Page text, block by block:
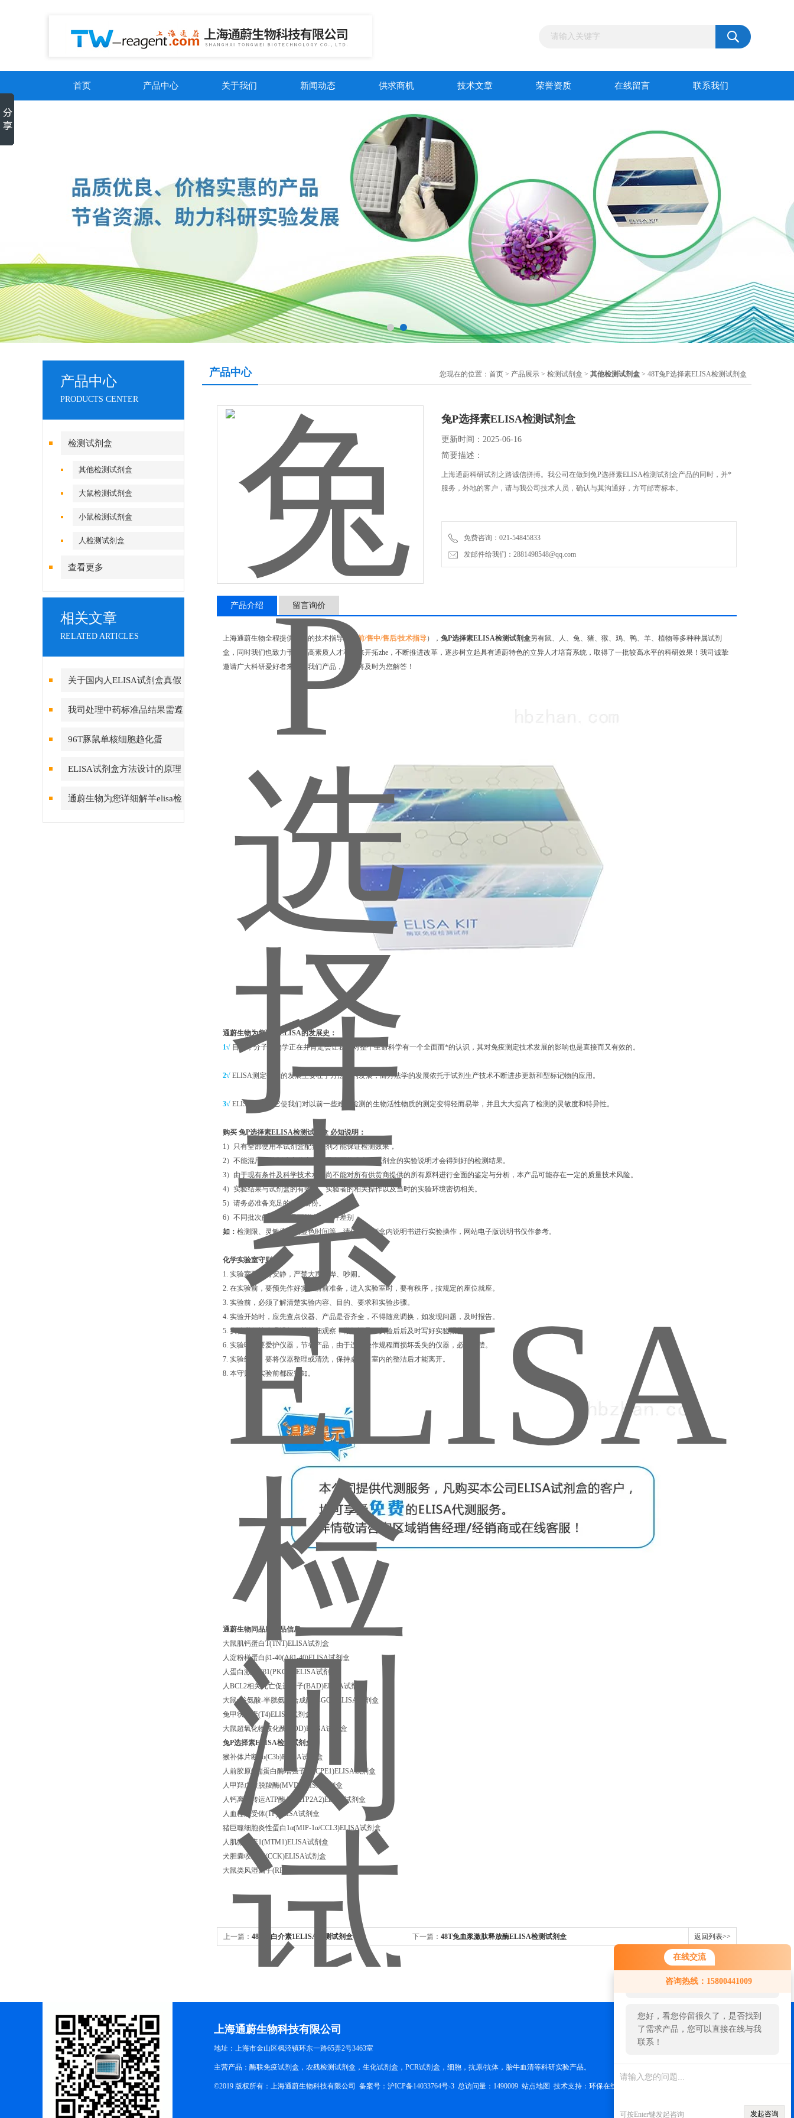
在线交流
咨询热线：15800441009
您好！欢迎前来咨询，很高兴为您
服务，请问您要咨询什么问题呢？
您好，看您停留很久了，是否找到
了需求产品，您可以直接在线与我
联系！
可按Enter键发起咨询 发起咨询
首页 产品中心 关于我们 新闻动态 供求商机 技术文章 荣誉资质 在线留言 联系我们
产品中心
PRODUCTS CENTER
检测试剂盒
其他检测试剂盒
大鼠检测试剂盒
小鼠检测试剂盒
人检测试剂盒
查看更多
相关文章
RELATED ARTICLES
关于国内人ELISA试剂盒真假
分辨
我司处理中药标准品结果需遵
循哪些步骤
96T豚鼠单核细胞趋化蛋
白-1ELISA 检测试剂盒
ELISA试剂盒方法设计的原理
根据什么来判断
通蔚生物为您详细解羊elisa检
测试剂盒液体类标本
产品中心 您现在的位置： 首页 > 产品展示 > 检测试剂盒 > 其他检测试剂盒 > 48T兔P选择素ELISA检测试剂盒
兔P选择素ELISA检测试剂盒
更新时间：2025-06-16
简要描述：
上海通蔚科研试剂之路诚信拼搏。我公司在做到兔P选择素ELISA检测试剂盒产品的同时，并*
服务，外地的客户，请与我公司技术人员，确认与其沟通好，方可邮寄标本。
免费咨询：021-54845833
发邮件给我们：2881498548@qq.com
产品介绍 留言询价
上海通蔚生物全程提供产品的技术指导（ 售前/售中/售后/技术指导）， 兔P选择素ELISA检测试剂盒另有鼠、人、兔、猪、猴、鸡、鸭、羊、植物等多种种属试剂
盒，同时我们也致力于培育高素质人才和未来开拓zhe，不断推进改革，逐步树立起具有通蔚特色的立异人才培育系统，取得了一批较高水平的科研效果！我司诚挚
邀请广大科研爱好者来详询我们产品，我们将及时为您解答！
通蔚生物为您详解ELISA的发展史：
1√ 目前，分子生物学正在并肯定会让我们对整个生命科学有一个全面而*的认识，其对免疫测定技术发展的影响也是直接而又有效的。
2√ ELISA测定技术的发展主要在于方法学的发展，而方法学的发展依托于试剂生产技术不断进步更新和型标记物的应用。
3√ ELISA试剂盒它使我们对以前一些难以检测的生物活性物质的测定变得轻而易举，并且大大提高了检测的灵敏度和特异性。
购买 兔P选择素ELISA检测试剂盒 必知说明：
1）只有全部使用本试剂盒配套试剂才能保证检测效果，
2）不能混用其他制造商的产品，只有严格遵守本试剂盒的实验说明才会得到好的检测结果。
3）由于现有条件及科学技术水平尚不能对所有供货商提供的所有原料进行全面的鉴定与分析，本产品可能存在一定的质量技术风险。
4）实验结果与试剂盒的有效性、实验者的相关操作以及当时的实验环境密切相关。
5）请务必准备充足的标本备份。
6）不同批次的同一产品可能会有少许差别，
如： 检测限、灵敏度以及显色时间等，请依据试剂盒内说明书进行实验操作，网站电子版说明书仅作参考。
化学实验室守则：
1. 实验室要保持安静，严禁大声喧哗、吵闹。
2. 在实验前，要预先作好实验前前准备，进入实验室时，要有秩序，按规定的座位就座。
3. 实验前，必须了解清楚实验内容、目的、要求和实验步骤。
4. 实验开始时，应先查点仪器、产品是否齐全，不得随意调换，如发现问题，及时报告。
5. 实验必须按步骤进行，并仔细观察，做好记录，实验后后及时写好实验报告。
6. 实验时，要爱护仪器，节省产品，由于违反操作规程而损坏丢失的仪器，必须赔偿。
7. 实验结束，要将仪器整理或清洗，保持桌面，室内的整洁后才能离开。
8. 本守则在实验前都应需知。
通蔚生物同品牌产品信息：
大鼠肌钙蛋白T(TNT)ELISA试剂盒
人淀粉样蛋白β1-40(Aβ1-40)ELISA试剂盒
人蛋白激酶Cβ1(PKCβ1)ELISA试剂盒
人BCL2相关死亡促进因子(BAD)ELISA试剂盒
大鼠γ谷氨酸-半胱氨酸合成酶(γ-GCS)ELISA试剂盒
兔甲状腺素(T4)ELISA试剂盒
大鼠超氧化物歧化酶(SOD)ELISA试剂盒
兔P选择素ELISA检测试剂盒
猴补体片断3b(C3b)ELISA试剂盒
人前胶原C端蛋白酶增强子1(PCPE1)ELISA试剂盒
人甲羟戊酸脱羧酶(MVD)ELISA试剂盒
人钙离子转运ATP酶A2(ATP2A2)ELISA试剂盒
人血栓烷受体(TP)ELISA试剂盒
猪巨噬细胞炎性蛋白1α(MIP-1α/CCL3)ELISA试剂盒
人肌微管素1(MTM1)ELISA试剂盒
犬胆囊收缩素(CCK)ELISA试剂盒
大鼠类风湿因子(RF)ELISA试剂盒
上一篇： 48T兔白介素1ELISA检测试剂盒 下一篇： 48T兔血浆激肽释放酶ELISA检测试剂盒 返回列表>>
上海通蔚生物科技有限公司
地址：上海市金山区枫泾镇环东一路65弄2号3463室
主营产品：酶联免疫试剂盒，农残检测试剂盒，生化试剂盒，PCR试剂盒，细胞，抗原/抗体，胎牛血清等科研实验产品。
©2019 版权所有：上海通蔚生物科技有限公司 备案号： 沪ICP备14033764号-3 总访问量：1490009 站点地图 技术支持： 环保在线